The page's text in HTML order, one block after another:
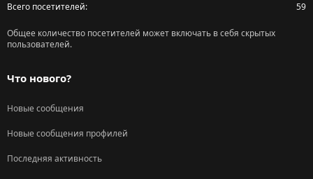
Всего посетителей 59
Общее количество посетителей может включать в себя скрытых
пользователей.
Что нового?
Новые сообщения
Новые сообщения профилей
Последняя активность